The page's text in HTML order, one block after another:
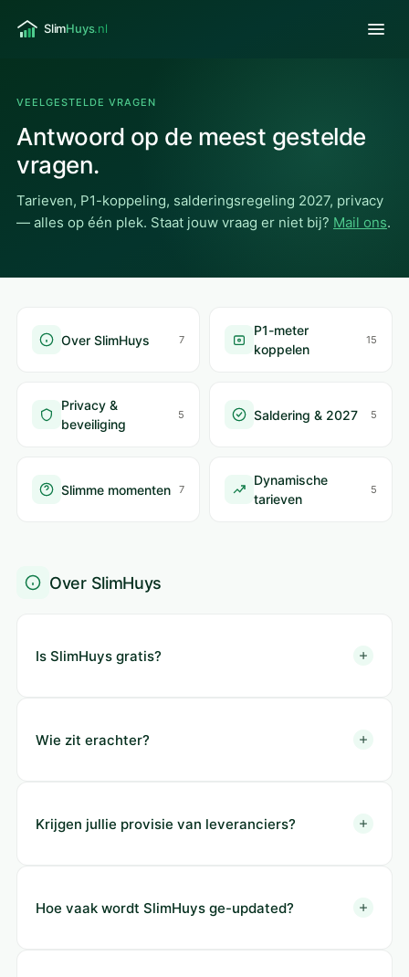
VEELGESTELDE VRAGEN
Antwoord op de meest gestelde
vragen.
Tarieven, P1-koppeling, salderingsregeling 2027, privacy
— alles op één plek. Staat jouw vraag er niet bij? Mail ons.
Over SlimHuys 7
P1-meter
koppelen
15
Privacy &
beveiliging
5 Saldering & 2027 5
Slimme momenten 7
Dynamische
tarieven
5
Over SlimHuys
Is SlimHuys gratis?
Wie zit erachter?
Krijgen jullie provisie van leveranciers?
Hoe vaak wordt SlimHuys ge-updated?